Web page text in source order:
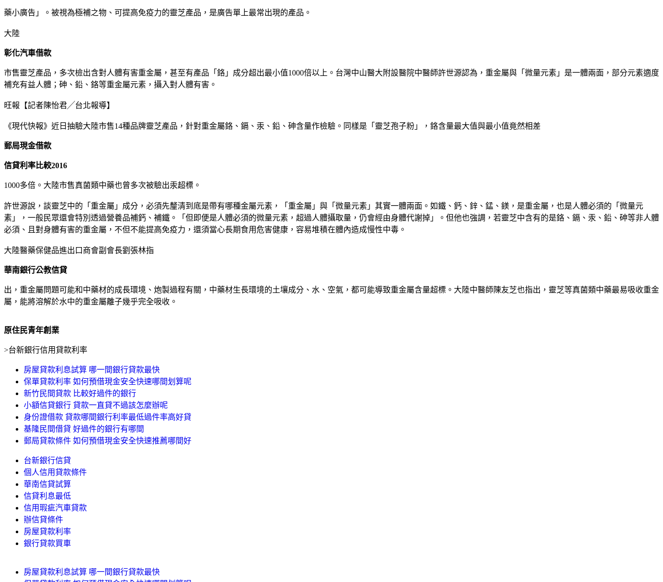
藥小廣告」。被視為極補之物、可提高免疫力的靈芝產品，是廣告單上最常出現的產品。
大陸
彰化汽車借款
市售靈芝產品，多次檢出含對人體有害重金屬，甚至有產品「鉻」成分超出最小值1000倍以上。台灣中山醫大附設醫院中醫師許世源認為，重金屬與「微量元素」是一體兩面，部分元素適度
補充有益人體；砷、鉛、鉻等重金屬元素，攝入對人體有害。
旺報【記者陳怡君╱台北報導】
《現代快報》近日抽驗大陸市售14種品牌靈芝產品，針對重金屬鉻、鎘、汞、鉛、砷含量作檢驗。同樣是「靈芝孢子粉」，鉻含量最大值與最小值竟然相差
郵局現金借款
信貸利率比較2016
1000多倍。大陸市售真菌類中藥也曾多次被驗出汞超標。
許世源說，談靈芝中的「重金屬」成分，必須先釐清到底是帶有哪種金屬元素，「重金屬」與「微量元素」其實一體兩面。如鐵、鈣、鋅、錳、鎂，是重金屬，也是人體必須的「微量元
素」，一般民眾還會特別透過營養品補鈣、補鐵。「但即便是人體必須的微量元素，超過人體攝取量，仍會經由身體代謝掉」。但他也強調，若靈芝中含有的是鉻、鎘、汞、鉛、砷等非人體
必須、且對身體有害的重金屬，不但不能提高免疫力，還須當心長期食用危害健康，容易堆積在體內造成慢性中毒。
大陸醫藥保健品進出口商會副會長劉張林指
華南銀行公教信貸
出，重金屬問題可能和中藥材的成長環境、炮製過程有關，中藥材生長環境的土壤成分、水、空氣，都可能導致重金屬含量超標。大陸中醫師陳友芝也指出，靈芝等真菌類中藥最易吸收重金
屬，能將溶解於水中的重金屬離子幾乎完全吸收。
原住民青年創業
>台新銀行信用貸款利率
房屋貸款利息試算 哪一間銀行貸款最快
保單貸款利率 如何預借現金安全快速哪間划算呢
新竹民間貸款 比較好過件的銀行
小額信貸銀行 貸款一直貸不過該怎麼辦呢
身份證借款 貸款哪間銀行利率最低過件率高好貸
基隆民間借貸 好過件的銀行有哪間
郵局貸款條件 如何預借現金安全快速推薦哪間好
台新銀行信貸
個人信用貸款條件
華南信貸試算
信貸利息最低
信用瑕疵汽車貸款
辦信貸條件
房屋貸款利率
銀行貸款買車
房屋貸款利息試算 哪一間銀行貸款最快